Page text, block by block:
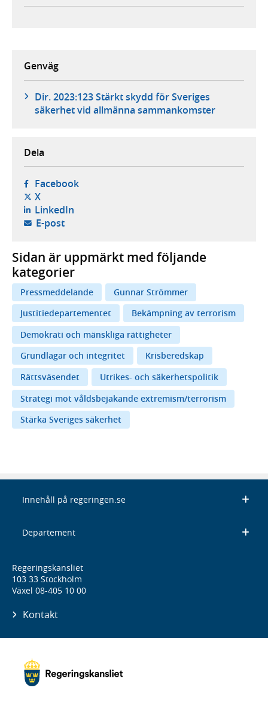
Genväg
Dir. 2023:123 Stärkt skydd för Sveriges
säkerhet vid allmänna sammankomster
Dela
Facebook- öppnas i ny flik, extern webbplats,
X- öppnas i ny flik, extern webbplats,
LinkedIn- öppnas i ny flik, extern webbplats,
E-post- öppnar din e-postklient,
Sidan är uppmärkt med följande
kategorier
Pressmeddelande
Gunnar Strömmer
Justitiedepartementet
Bekämpning av terrorism
Demokrati och mänskliga rättigheter
Grundlagar och integritet
Krisberedskap
Rättsväsendet
Utrikes- och säkerhetspolitik
Strategi mot våldsbejakande extremism/terrorism
Stärka Sveriges säkerhet
Innehåll på regeringen.se
Departement
Regeringskansliet
103 33 Stockholm
Växel 08-405 10 00
Kontakt